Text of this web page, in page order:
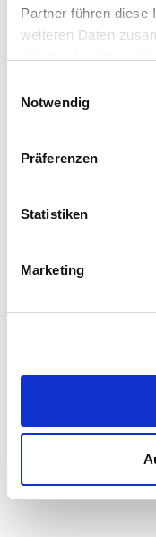
Partner führen diese
weiteren Daten
Notwendig
Präferenzen
Statistiken
Marketing